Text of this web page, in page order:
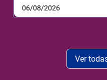
06/08/2026
Ver